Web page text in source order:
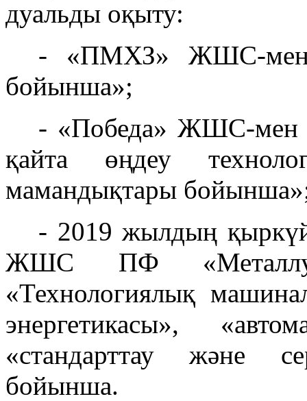
дуальды оқыту:
- «ПМХЗ» ЖШС-мен
бойынша»;
- «Победа» ЖШС-мен
қайта өңдеу
мамандықтары
- 2019 жылдың
ЖШС ПФ
«Технологиялық
энергетикасы»,
«стандарттау және
бойынша.